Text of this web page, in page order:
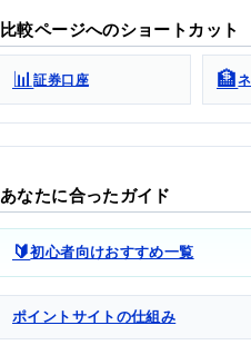
比較ページへのショートカット
📊証券口座 🏦
あなたに合ったガイド
🔰初心者向けおすすめ一覧
ポイントサイトの仕組み